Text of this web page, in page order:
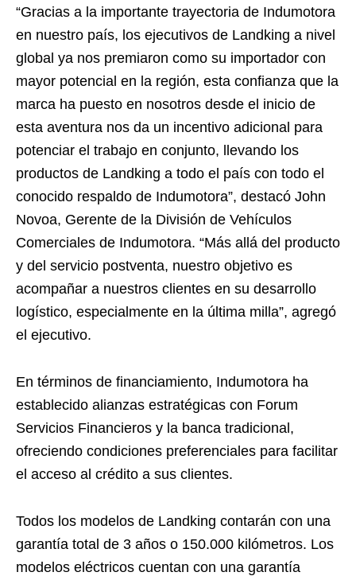
“Gracias a la importante trayectoria de Indumotora
en nuestro país, los ejecutivos de Landking a nivel
global ya nos premiaron como su importador con
mayor potencial en la región, esta confianza que la
marca ha puesto en nosotros desde el inicio de
esta aventura nos da un incentivo adicional para
potenciar el trabajo en conjunto, llevando los
productos de Landking a todo el país con todo el
conocido respaldo de Indumotora”, destacó John
Novoa, Gerente de la División de Vehículos
Comerciales de Indumotora. “Más allá del producto
y del servicio postventa, nuestro objetivo es
acompañar a nuestros clientes en su desarrollo
logístico, especialmente en la última milla”, agregó
el ejecutivo.
En términos de financiamiento, Indumotora ha
establecido alianzas estratégicas con Forum
Servicios Financieros y la banca tradicional,
ofreciendo condiciones preferenciales para facilitar
el acceso al crédito a sus clientes.
Todos los modelos de Landking contarán con una
garantía total de 3 años o 150.000 kilómetros. Los
modelos eléctricos cuentan con una garantía